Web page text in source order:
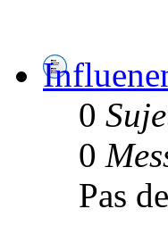
0
0
Pas